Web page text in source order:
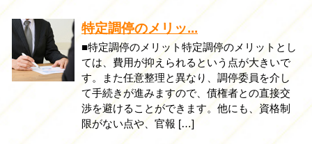
特定調停のメリッ...
■特定調停のメリット特定調停のメリットとし
ては、費用が抑えられるという点が大きいで
す。また任意整理と異なり、調停委員を介し
て手続きが進みますので、債権者との直接交
渉を避けることができます。他にも、資格制
限がない点や、官報 […]